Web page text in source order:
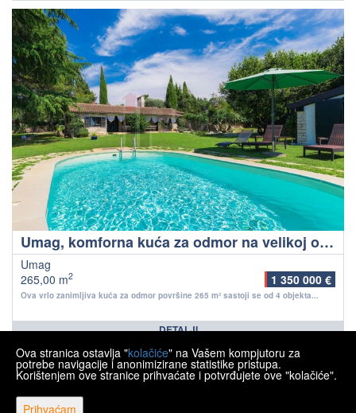
Umag, komforna kuća za odmor na velikoj okućnici sa bazenom
Umag
265,00 m2 1 350 000 €
Ova vrlo zanimljiva kuća za odmor površine 265 m² sastoji se od 4 objekta...
DETALJI
<< < 1 2 3 4 5 6 > >>
Ova stranica ostavlja "kolačiće" na Vašem kompjutoru za
potrebe navigacije i anonimizirane statistike pristupa.
Korištenjem ove stranice prihvaćate i potvrđujete ove "kolačiće".
Prihvaćam